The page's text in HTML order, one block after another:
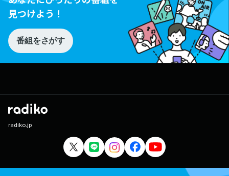
見つけよう！
番組をさがす
radiko.jp